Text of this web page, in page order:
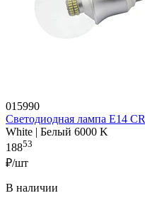
015990
Светодиодная лампа E14
White | Белый 6000 K
18853
₽/шт
В наличии